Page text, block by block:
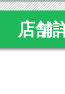
店舗